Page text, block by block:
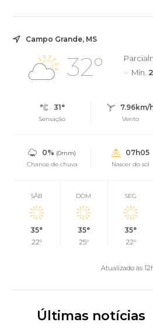
Campo Grande, MS
32°
Mín.
31°
Sensação
7.96km/
Vento
0% (0mm)
Chance de chuva
07h05
Nascer do sol
SÁB
35°
22°
DOM
35°
25°
SEG
35°
22°
Atualizado às
Últimas notícias